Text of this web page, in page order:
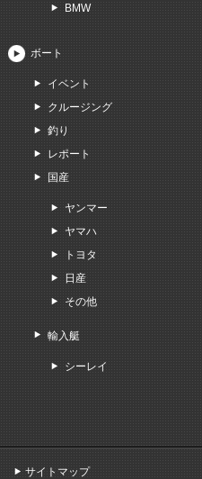
BMW
ボート
イベント
クルージング
釣り
レポート
国産
ヤンマー
ヤマハ
トヨタ
日産
その他
輸入艇
シーレイ
サイトマップ